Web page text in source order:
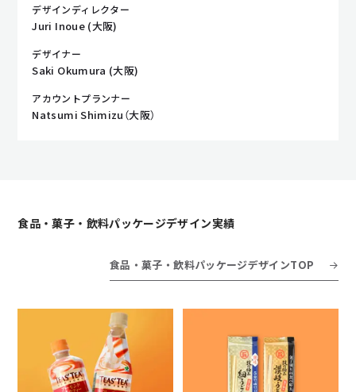
デザインディレクター
Juri Inoue (大阪)
デザイナー
Saki Okumura (大阪)
アカウントプランナー
Natsumi Shimizu（大阪）
食品・菓子・飲料パッケージデザイン実績
食品・菓子・飲料パッケージデザインTOP